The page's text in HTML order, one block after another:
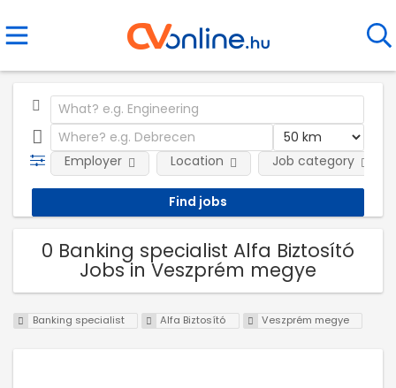
Employer Location Job category
0 Banking specialist Alfa Biztosító
Jobs in Veszprém megye
Banking specialist Alfa Biztosító Veszprém megye